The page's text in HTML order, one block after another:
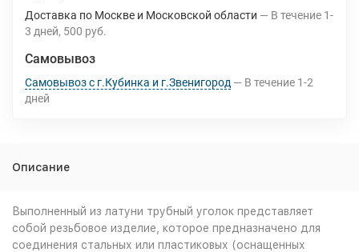
Доставка по Москве и Московской области В течение 1-
3 дней 500 руб.
Самовывоз
Самовывоз с г.Кубинка и г.Звенигород В течение 1-2
дней
Описание
Выполненный из латуни трубный уголок представляет
собой резьбовое изделие, которое предназначено для
соединения стальных или пластиковых (оснащенных